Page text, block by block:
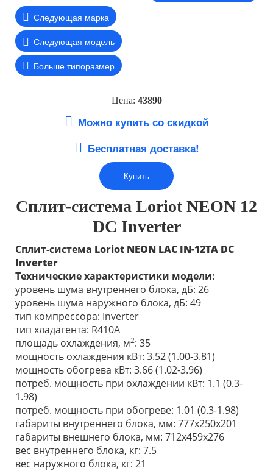
Следующая марка
Следующая модель
Больше типоразмер
Цена: 43890
Можно купить со скидкой
Бесплатная доставка!
Купить
Сплит-система Loriot NEON 12
DC Inverter
Сплит-система Loriot NEON LAC IN-12TA DC
Inverter
Технические характеристики модели:
уровень шума внутреннего блока, дБ: 26
уровень шума наружного блока, дБ: 49
тип компрессора: Inverter
тип хладагента: R410А
площадь охлаждения, м2: 35
мощность охлаждения кВт: 3.52 (1.00-3.81)
мощность обогрева кВт: 3.66 (1.02-3.96)
потреб. мощность при охлаждении кВт: 1.1 (0.3-
1.98)
потреб. мощность при обогреве: 1.01 (0.3-1.98)
габариты внутреннего блока, мм: 777x250x201
габариты внешнего блока, мм: 712х459х276
вес внутреннего блока, кг: 7.5
вес наружного блока, кг: 21